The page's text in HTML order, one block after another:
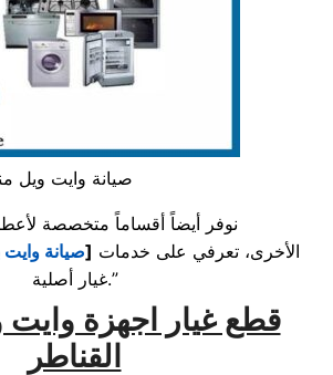
صيانة وايت ويل
نوفر أيضاً أقساماً متخصصة
الأخرى، تعرفي على خدمات [صيانة
غيار أصلية.”
قطع غيار اجهزة
القناطر